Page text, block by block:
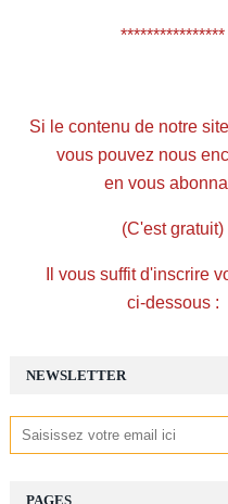
NEWSLETTER
PAGES
****************
Si le contenu de notre
vous pouvez nous
en vous
(C'est gratuit)
Il vous suffit d'inscrire
ci-dessous :